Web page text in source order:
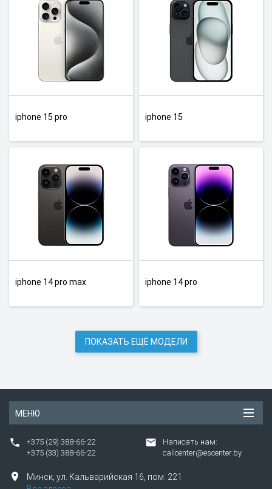
iphone 15 pro iphone 15
iphone 14 pro max iphone 14 pro
ПОКАЗАТЬ ЕЩЁ МОДЕЛИ
МЕНЮ
+375 (29) 388-66-22
+375 (33) 388-66-22
Написать нам:
callcenter@escenter.by
Минск, ул. Кальварийская 16, пом. 221